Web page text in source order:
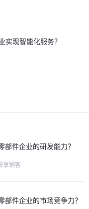
实现智能化服务？
部件企业的研发能力？
享销客
部件企业的市场竞争力？